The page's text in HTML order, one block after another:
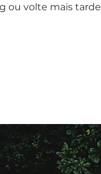
ou volte mais